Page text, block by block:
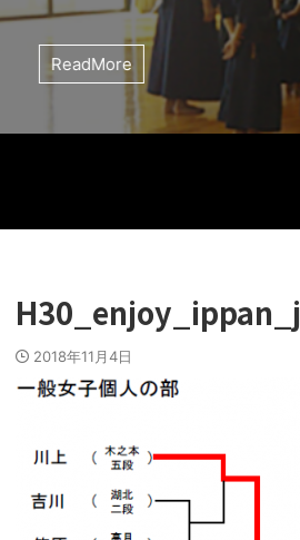
ReadMore
2018年11月4日